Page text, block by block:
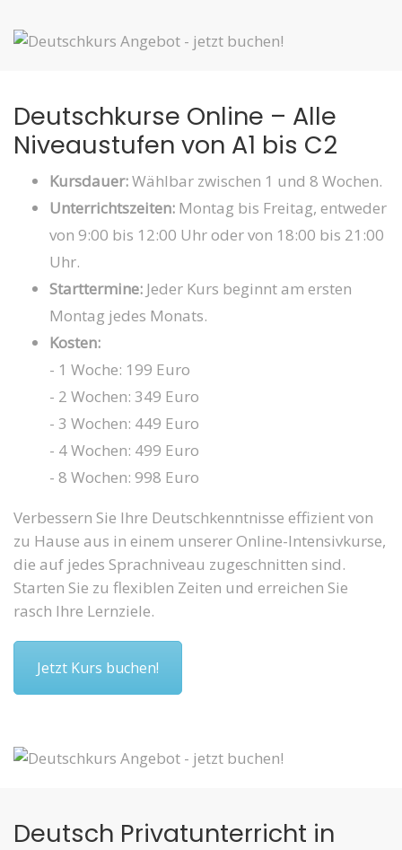
Deutschkurse Online – Alle
Niveaustufen von A1 bis C2
Kursdauer:Wählbar zwischen 1 und 8 Wochen.
Unterrichtszeiten:Montag bis Freitag, entweder
von 9:00 bis 12:00 Uhr oder von 18:00 bis 21:00
Uhr.
Starttermine:Jeder Kurs beginnt am ersten
Montag jedes Monats.
Kosten:
- 1 Woche: 199 Euro
- 2 Wochen: 349 Euro
- 3 Wochen: 449 Euro
- 4 Wochen: 499 Euro
- 8 Wochen: 998 Euro
Verbessern Sie Ihre Deutschkenntnisse effizient von
zu Hause aus in einem unserer Online-Intensivkurse,
die auf jedes Sprachniveau zugeschnitten sind.
Starten Sie zu flexiblen Zeiten und erreichen Sie
rasch Ihre Lernziele.
Jetzt Kurs buchen!
Deutsch Privatunterricht in